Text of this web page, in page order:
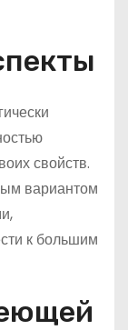
свойств.
вариантом
к большим